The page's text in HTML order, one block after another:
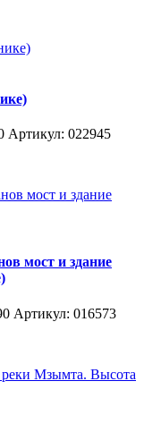
Артикул: 022945
мост и здание
Артикул: 016573